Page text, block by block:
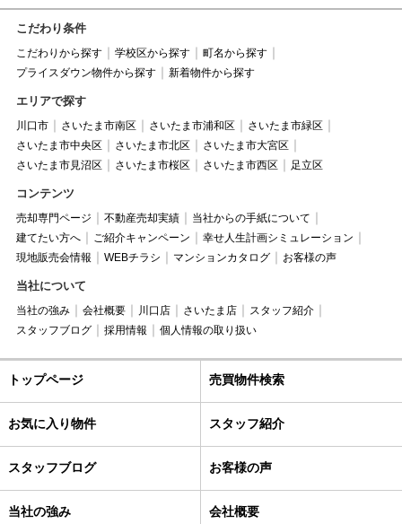
こだわり条件
こだわりから探す 学校区から探す
町名から探す
プライスダウン物件から探す
新着物件から探す
エリアで探す
川口市 さいたま市南区 さいたま市浦和区
さいたま市緑区
さいたま市中央区
さいたま市北区
さいたま市大宮区
さいたま市見沼区
さいたま市桜区 さいたま市西区 足立区
コンテンツ
売却専門ページ 不動産売却実績
当社からの手紙について
建てたい方へ
ご紹介キャンペーン
幸せ人生計画シミュレーション
現地販売会情報
WEBチラシ マンションカタログ お客様の声
当社について
当社の強み 会社概要 川口店 さいたま店
スタッフ紹介
スタッフブログ
採用情報 個人情報の取り扱い
トップページ 売買物件検索
お気に入り物件 スタッフ紹介
スタッフブログ お客様の声
当社の強み 会社概要